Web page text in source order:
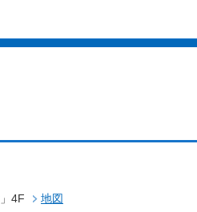
4F
地図